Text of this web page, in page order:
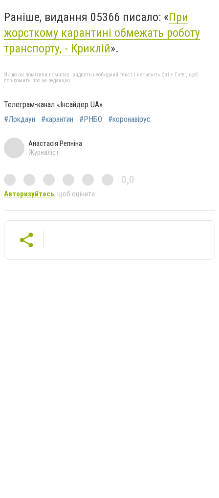
Раніше, видання 05366 писало: «При
жорсткому карантині обмежать роботу
транспорту, - Криклій».
Якщо ви помітили помилку, виділіть необхідний текст і натисніть Ctrl + Enter, щоб
повідомити про це редакцію
Телеграм-канал «Інсайдер UA»
#Локдаун
#карантин #РНБО #коронавірус
Анастасія Репніна
Журналіст
0,0
Авторизуйтесь, щоб оцінити